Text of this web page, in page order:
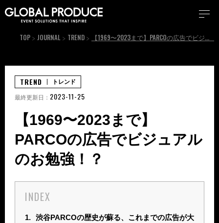
TOP JOURNAL TREND 【1969〜2023まで】PARCOの広告でビジュアルのお勉強！？
【1969〜2023まで】
PARCOの広告でビジュアル
のお勉強！？
INDEX
1. 渋谷PARCOの歴史が蘇る、これまでの広告が大
TREND トレンド
最終更新日： 2023-11-25